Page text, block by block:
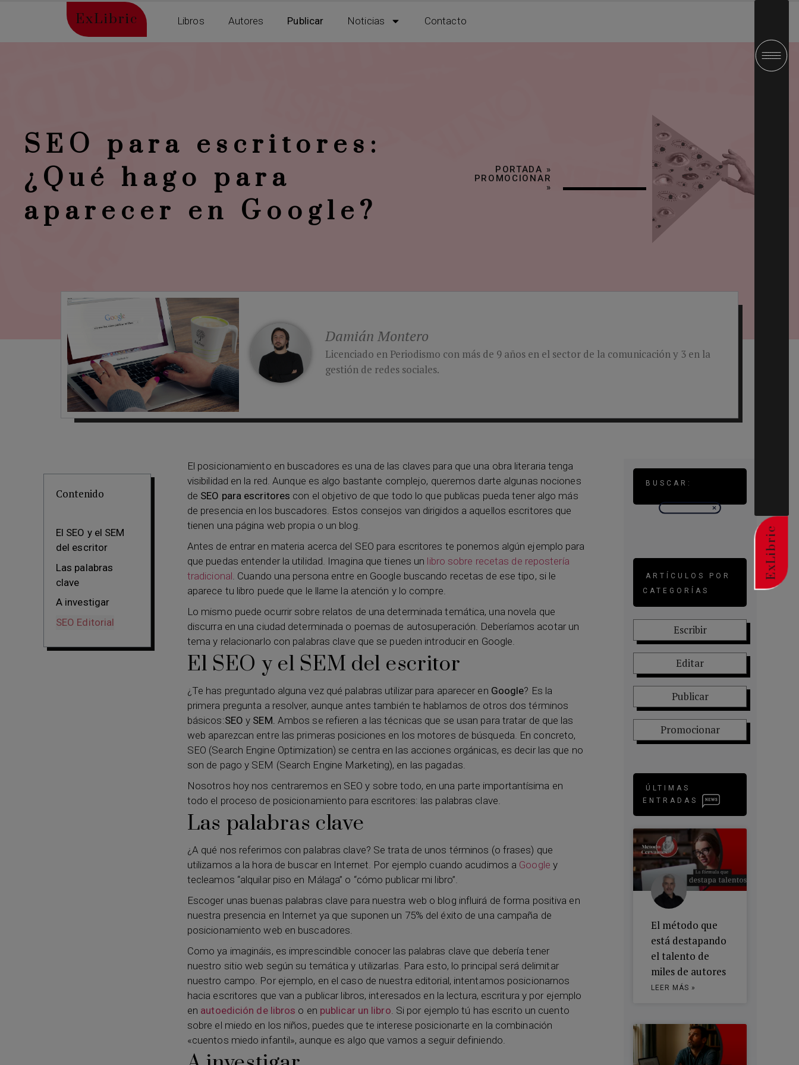
ExLibric
ExLibric Libros Autores Publicar Noticias Contacto
SEO para escritores:
¿Qué hago para
aparecer en Google?
PORTADA »
PROMOCIONAR
»
Damián Montero
Licenciado en Periodismo con más de 9 años en el sector de la comunicación y 3 en la
gestión de redes sociales.
Contenido
El SEO y el SEM
del escritor
Las palabras
clave
A investigar
SEO Editorial
El posicionamiento en buscadores es una de las claves para que una obra literaria tenga
visibilidad en la red. Aunque es algo bastante complejo, queremos darte algunas nociones
de SEO para escritores con el objetivo de que todo lo que publicas pueda tener algo más
de presencia en los buscadores. Estos consejos van dirigidos a aquellos escritores que
tienen una página web propia o un blog.
Antes de entrar en materia acerca del SEO para escritores te ponemos algún ejemplo para
que puedas entender la utilidad. Imagina que tienes un libro sobre recetas de repostería
tradicional . Cuando una persona entre en Google buscando recetas de ese tipo, si le
aparece tu libro puede que le llame la atención y lo compre.
Lo mismo puede ocurrir sobre relatos de una determinada temática, una novela que
discurra en una ciudad determinada o poemas de autosuperación. Deberíamos acotar un
tema y relacionarlo con palabras clave que se pueden introducir en Google.
El SEO y el SEM del escritor
¿Te has preguntado alguna vez qué palabras utilizar para aparecer en Google? Es la
primera pregunta a resolver, aunque antes también te hablamos de otros dos términos
básicos:SEO y SEM. Ambos se refieren a las técnicas que se usan para tratar de que las
web aparezcan entre las primeras posiciones en los motores de búsqueda. En concreto,
SEO (Search Engine Optimization) se centra en las acciones orgánicas, es decir las que no
son de pago y SEM (Search Engine Marketing), en las pagadas.
Nosotros hoy nos centraremos en SEO y sobre todo, en una parte importantísima en
todo el proceso de posicionamiento para escritores: las palabras clave.
Las palabras clave
¿A qué nos referimos con palabras clave? Se trata de unos términos (o frases) que
utilizamos a la hora de buscar en Internet. Por ejemplo cuando acudimos a Google y
tecleamos “alquilar piso en Málaga” o “cómo publicar mi libro”.
Escoger unas buenas palabras clave para nuestra web o blog influirá de forma positiva en
nuestra presencia en Internet ya que suponen un 75% del éxito de una campaña de
posicionamiento web en buscadores.
Como ya imagináis, es imprescindible conocer las palabras clave que debería tener
nuestro sitio web según su temática y utilizarlas. Para esto, lo principal será delimitar
nuestro campo. Por ejemplo, en el caso de nuestra editorial, intentamos posicionarnos
hacia escritores que van a publicar libros, interesados en la lectura, escritura y por ejemplo
en autoedición de libros o en publicar un libro . Si por ejemplo tú has escrito un cuento
sobre el miedo en los niños, puedes que te interese posicionarte en la combinación
«cuentos miedo infantil», aunque es algo que vamos a seguir definiendo.
BUSCAR:
ARTÍCULOS POR
CATEGORÍAS
Escribir
Editar
Publicar
Promocionar
ÚLTIMAS
ENTRADAS
El método que
está destapando
el talento de
miles de autores
LEER MÁS »